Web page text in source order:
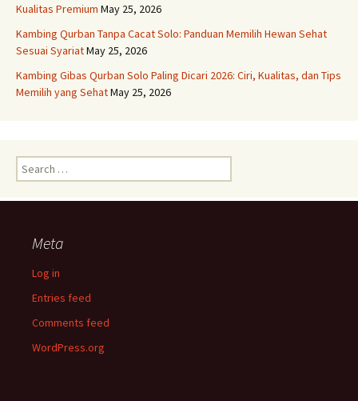
Kualitas Premium May 25, 2026
Kambing Qurban Tanpa Cacat Solo: Panduan Memilih Hewan Sehat
Sesuai SyariatMay 25, 2026
Kambing Gibas Qurban Solo Paling Dicari 2026: Ciri, Kualitas, dan Tips
Memilih yang SehatMay 25, 2026
Search
for:
Meta
Log in
Entries feed
Comments feed
WordPress.org